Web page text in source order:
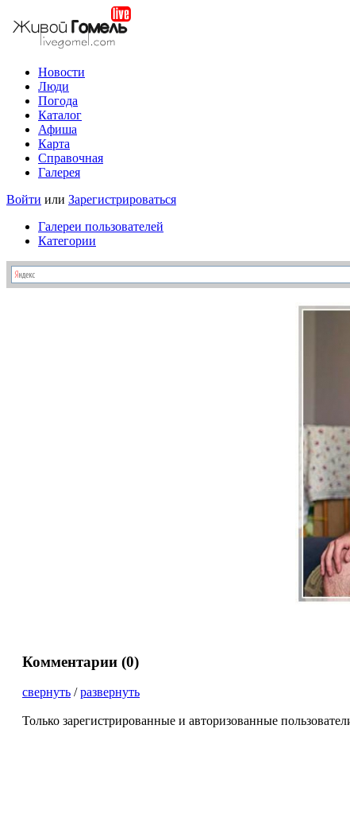
Новости
Люди
Погода
Каталог
Афиша
Карта
Справочная
Галерея
Войти или Зарегистрироваться
Галереи пользователей
Категории
Комментарии (0)
свернуть /развернуть
Только зарегистрированные и авторизованные